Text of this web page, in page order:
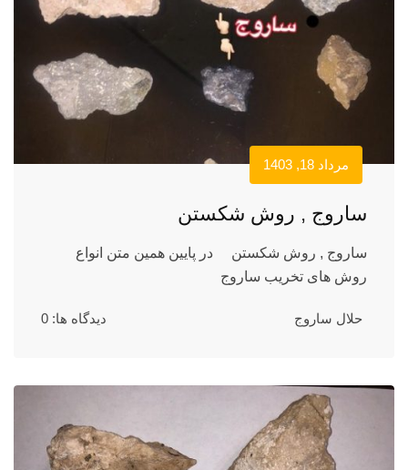
مرداد 18, 1403
ساروج , روش شکستن
ساروج , روش شکستن در پایین همین متن انواع
روش های تخریب ساروج
حلال ساروج دیدگاه ها: 0